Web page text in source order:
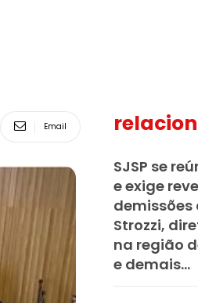
Email
SJSP se
e exige
demissões
Strozzi,
na região
e demais...